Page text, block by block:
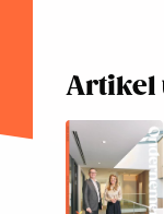
Artikel